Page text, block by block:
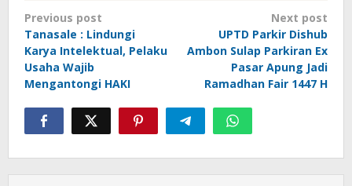
Post
navigation
Previous post
Tanasale : Lindungi
Karya Intelektual, Pelaku
Usaha Wajib
Mengantongi HAKI
Next post
UPTD Parkir Dishub
Ambon Sulap Parkiran Ex
Pasar Apung Jadi
Ramadhan Fair 1447 H